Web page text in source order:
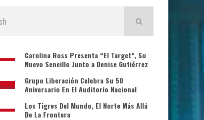
Carolina Ross Presenta “El Target”, Su
Nuevo Sencillo Junto a Denise Gutiérrez
Grupo Liberación Celebra Su 50
Aniversario En El Auditorio Nacional
Los Tigres Del Mundo, El Norte Más Allá
De La Frontera